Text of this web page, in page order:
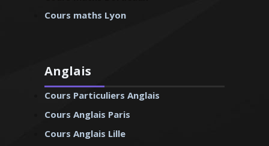
Cours maths Lyon
Anglais
Cours Particuliers Anglais
Cours Anglais Paris
Cours Anglais Lille